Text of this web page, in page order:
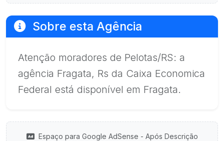
Sobre esta Agência
Atenção moradores de Pelotas/RS: a
agência Fragata, Rs da Caixa Economica
Federal está disponível em Fragata.
Espaço para Google AdSense - Após Descrição